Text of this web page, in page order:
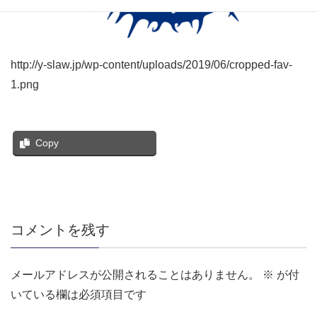
http://y-slaw.jp/wp-content/uploads/2019/06/cropped-fav-
1.png
Copy
コメントを残す
メールアドレスが公開されることはありません。 ※ が付
いている欄は必須項目です